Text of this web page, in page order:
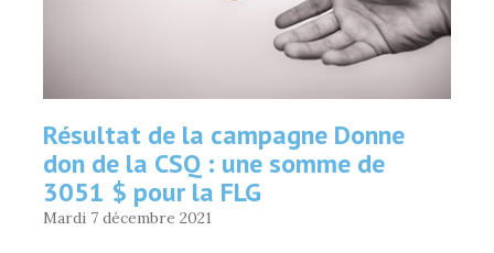
Résultat de la campagne Donne
don de la CSQ : une somme de
3051 $ pour la FLG
Mardi 7 décembre 2021